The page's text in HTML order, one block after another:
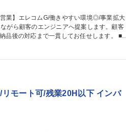
の対応まで一貫してお任せします。 ■顧
件の商談もあります。月1回展示会も出展。
リモート可/残業20H以下 インバ